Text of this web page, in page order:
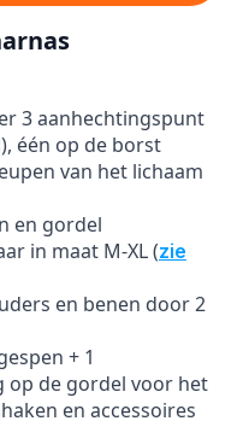
3 aanhechtingspunt
één op de borst
van het lichaam
en gordel
in maat M-XL (zie
en benen door 2
+ 1
op de gordel voor het
en accessoires